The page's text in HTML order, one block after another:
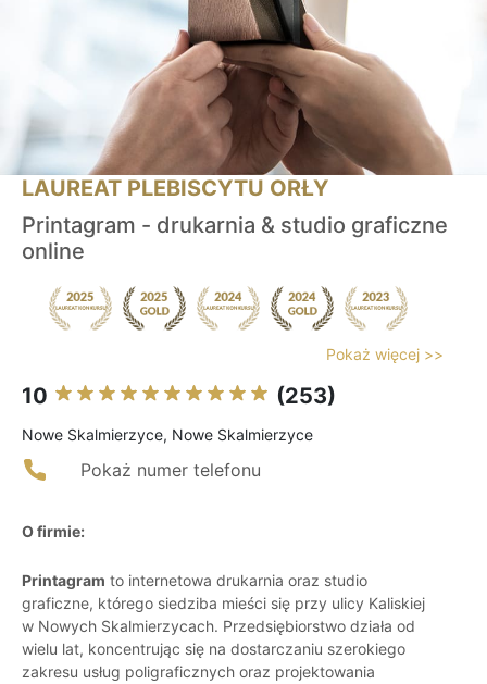
LAUREAT PLEBISCYTU ORŁY
Printagram - drukarnia & studio graficzne
online
Pokaż więcej >>
10 (253)
Nowe Skalmierzyce, Nowe Skalmierzyce
Pokaż numer telefonu
O firmie:
Printagram to internetowa drukarnia oraz studio
graficzne, którego siedziba mieści się przy ulicy Kaliskiej
w Nowych Skalmierzycach. Przedsiębiorstwo działa od
wielu lat, koncentrując się na dostarczaniu szerokiego
zakresu usług poligraficznych oraz projektowania